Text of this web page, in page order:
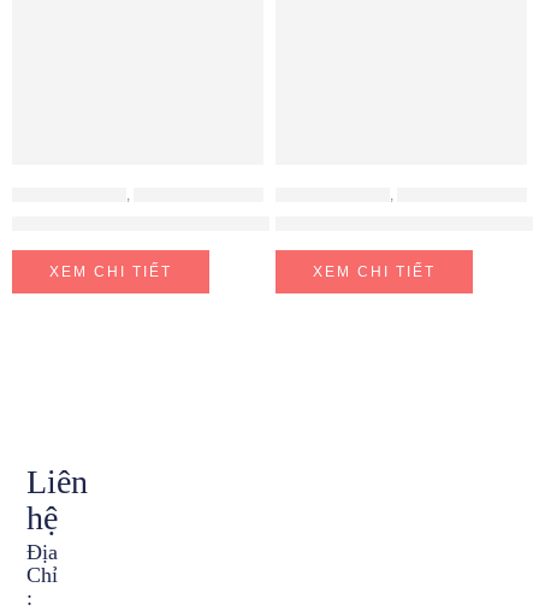
XEM CHI TIẾT XEM CHI TIẾT
Liên
hệ
Địa
Chỉ
: